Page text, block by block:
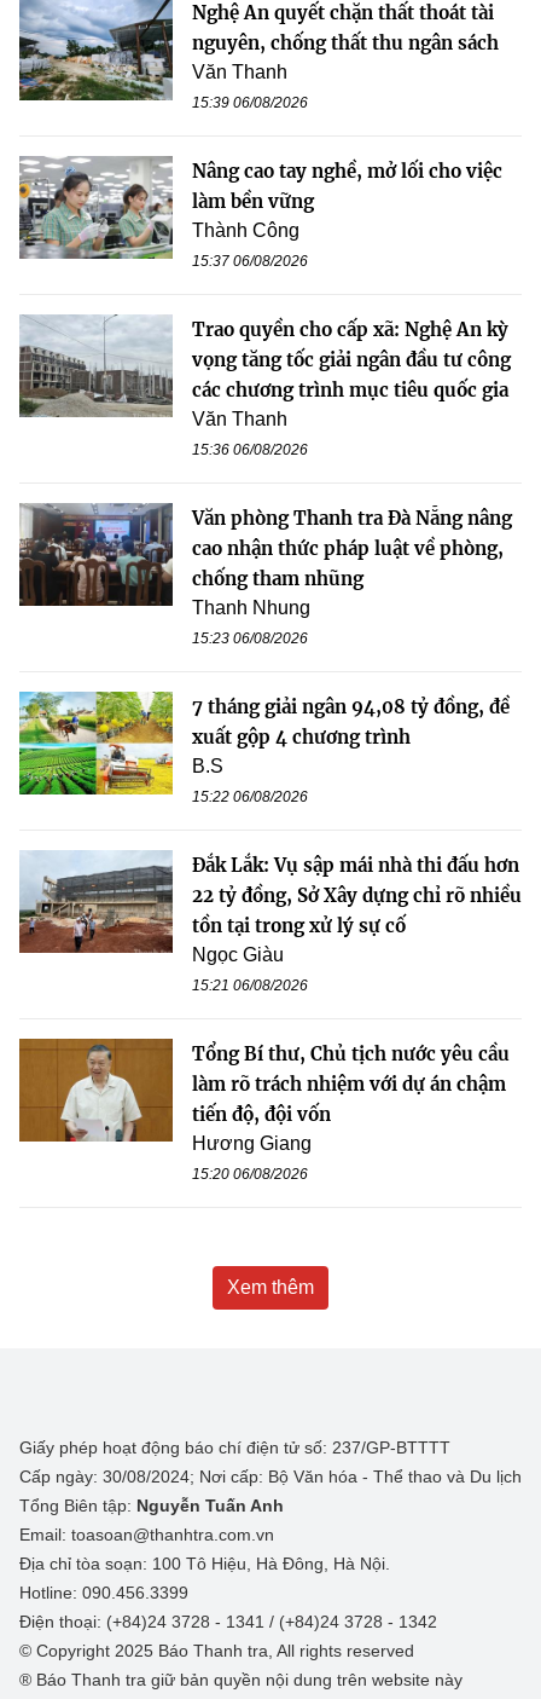
Nghệ An quyết chặn thất thoát tài
nguyên, chống thất thu ngân sách
Văn Thanh
15:39 06/08/2026
Nâng cao tay nghề, mở lối cho việc
làm bền vững
Thành Công
15:37 06/08/2026
Trao quyền cho cấp xã: Nghệ An kỳ
vọng tăng tốc giải ngân đầu tư công
các chương trình mục tiêu quốc gia
Văn Thanh
15:36 06/08/2026
Văn phòng Thanh tra Đà Nẵng nâng
cao nhận thức pháp luật về phòng,
chống tham nhũng
Thanh Nhung
15:23 06/08/2026
7 tháng giải ngân 94,08 tỷ đồng, đề
xuất gộp 4 chương trình
B.S
15:22 06/08/2026
Đắk Lắk: Vụ sập mái nhà thi đấu hơn
22 tỷ đồng, Sở Xây dựng chỉ rõ nhiều
tồn tại trong xử lý sự cố
Ngọc Giàu
15:21 06/08/2026
Tổng Bí thư, Chủ tịch nước yêu cầu
làm rõ trách nhiệm với dự án chậm
tiến độ, đội vốn
Hương Giang
15:20 06/08/2026
Xem thêm
Giấy phép hoạt động báo chí điện tử số: 237/GP-BTTTT
Cấp ngày: 30/08/2024; Nơi cấp: Bộ Văn hóa - Thể thao và Du lịch
Tổng Biên tập: Nguyễn Tuấn Anh
Email: toasoan@thanhtra.com.vn
Địa chỉ tòa soạn: 100 Tô Hiệu, Hà Đông, Hà Nội.
Hotline: 090.456.3399
Điện thoại: (+84)24 3728 - 1341 / (+84)24 3728 - 1342
© Copyright 2025 Báo Thanh tra, All rights reserved
® Báo Thanh tra giữ bản quyền nội dung trên website này